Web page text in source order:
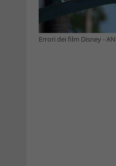
Errori dei film Disney -